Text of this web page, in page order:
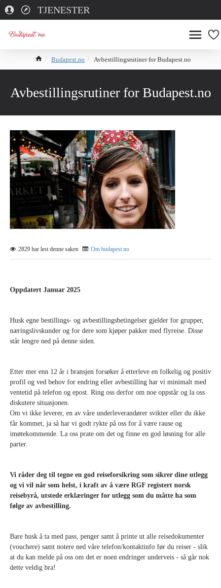
TJENESTER
Budapest.no Avbestillingsrutiner for Budapest.no
Avbestillingsrutiner for Budapest.no
2829 har lest denne saken Om budapest.no
Oppdatert Januar 2025
Husk egne bestillings- og avbestillingsbetingelser gjelder for grupper,
næringslivskunder og for dere som kjøper pakker med flyreise. Disse
står lengre ned på denne siden.
Etter mer enn 12 år i bransjen forsøker å etterleve en folkelig og positiv
profil og ved behov for endring eller avbestilling har vi minimalt med
ventetid på telefon og epost. Ring oss derfor om noe oppstår og la oss
diskutere situasjonen.
Om vi ikke leverer, en av våre underleverandører svikter eller du ikke
får kommet, ja så har vi godt rykte på oss for å være rause og
imøtekommende. La oss prate om det og finne en god løsning for alle
parter.
Vi råder deg til tegne en god reiseforsikring som sikrer dine utlegg
og vi vil når som helst, i kraft av å være RGF registert norsk
reisebyrå, utstede erklæringer for utlegg som du måtte ha som
følge av avbestilling.
Bare husk å ta med pass, penger samt å printe ut alle reisedokumenter
(vouchere) samt notere ned våre telefon/kontaktinfo før du reiser - slik
at du kan melde på oss om det er noen endringer underveis - så går nok
dette veldig bra!